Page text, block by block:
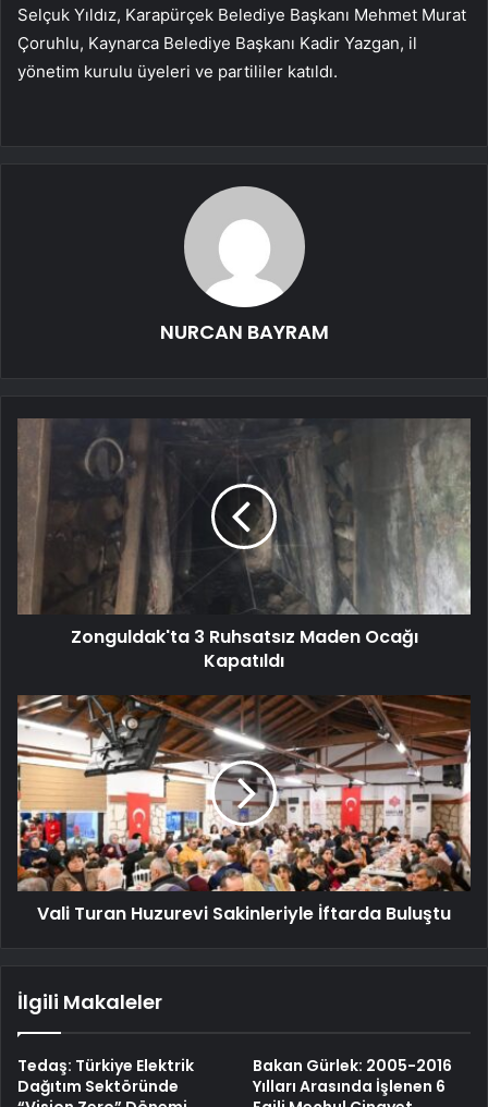
Selçuk Yıldız, Karapürçek Belediye Başkanı Mehmet Murat
Çoruhlu, Kaynarca Belediye Başkanı Kadir Yazgan, il
yönetim kurulu üyeleri ve partililer katıldı.
NURCAN BAYRAM
Zonguldak'ta 3 Ruhsatsız Maden Ocağı
Kapatıldı
Vali Turan Huzurevi Sakinleriyle İftarda Buluştu
İlgili Makaleler
Tedaş: Türkiye Elektrik
Dağıtım Sektöründe
Bakan Gürlek: 2005-2016
Yılları Arasında İşlenen 6